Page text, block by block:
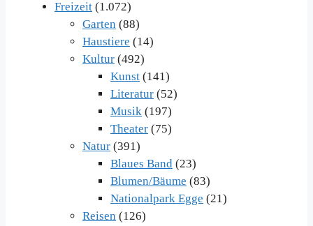
Freizeit (1.072)
Garten (88)
Haustiere (14)
Kultur (492)
Kunst (141)
Literatur (52)
Musik (197)
Theater (75)
Natur (391)
Blaues Band (23)
Blumen/Bäume (83)
Nationalpark Egge (21)
Reisen (126)